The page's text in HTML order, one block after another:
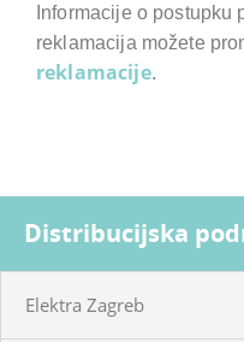
Informacije o postupku
reklamacija možete
reklamacije.
Distribucijska
Elektra Zagreb